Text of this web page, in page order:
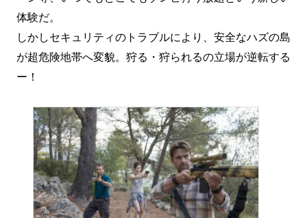
体験だ。
しかしセキュリティのトラブルにより、安全なハズの島
が超危険地帯へ変貌。狩る・狩られるの立場が逆転する
ー！